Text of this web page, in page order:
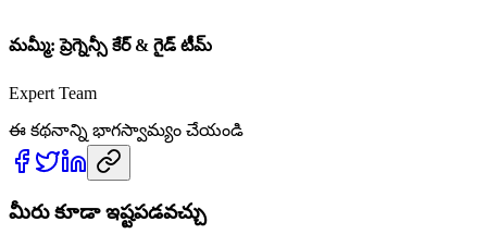
మమ్మీ: ప్రెగ్నెన్సీ కేర్ & గైడ్ టీమ్
Expert Team
ఈ కథనాన్ని భాగస్వామ్యం చేయండి
మీరు కూడా ఇష్టపడవచ్చు